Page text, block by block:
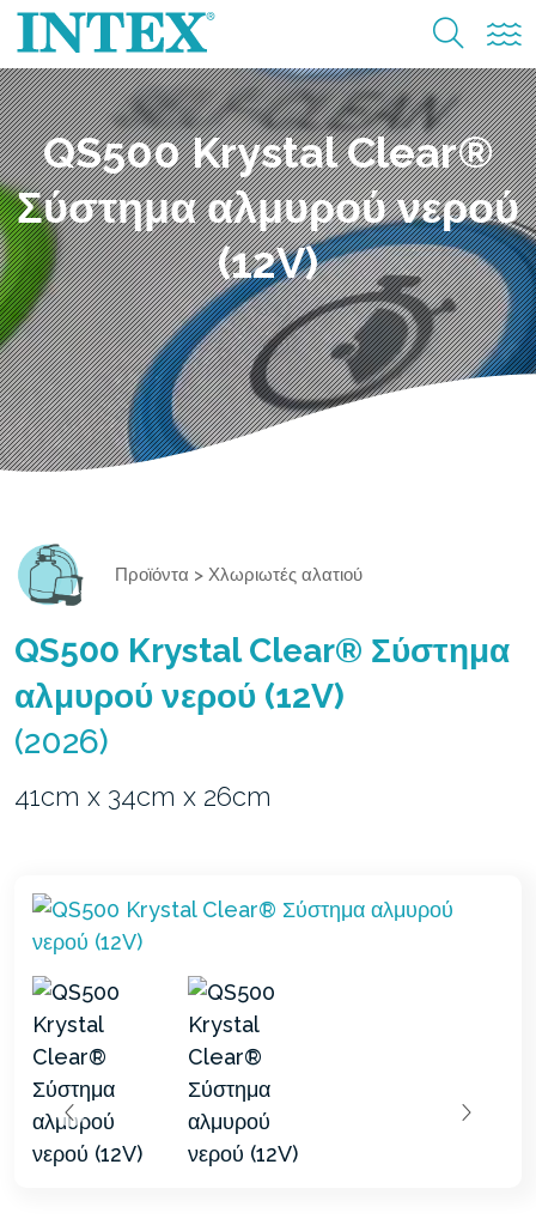
QS500 Krystal Clear®
Σύστημα αλμυρού νερού
(12V)
Προϊόντα > Χλωριωτές αλατιού
QS500 Krystal Clear® Σύστημα
αλμυρού νερού (12V)
(2026)
41cm x 34cm x 26cm